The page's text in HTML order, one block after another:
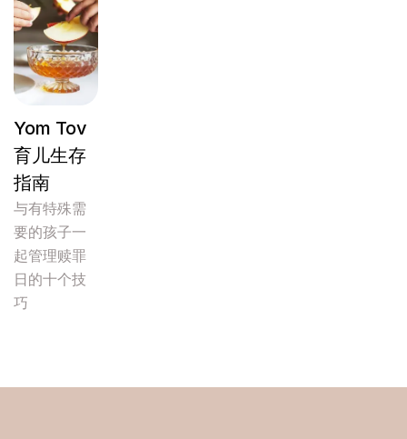
Yom Tov
育儿生存
指南
与有特殊需
要的孩子一
起管理赎罪
日的十个技
巧